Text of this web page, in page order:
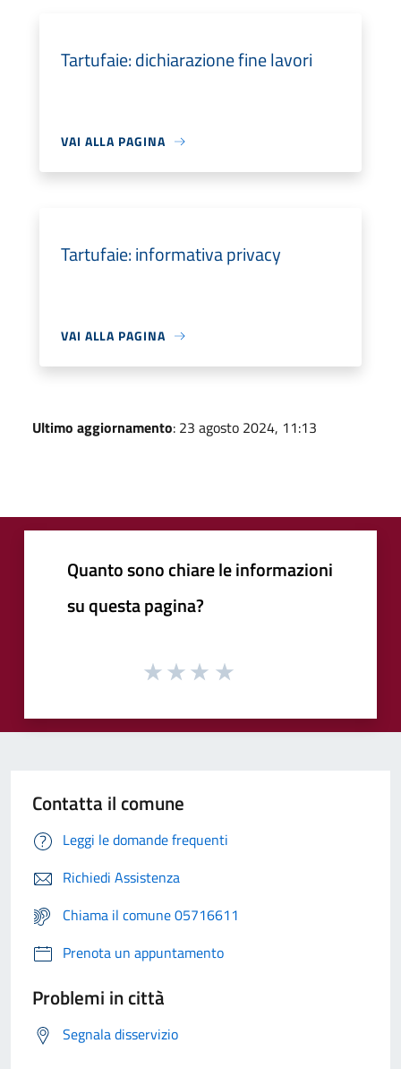
Tartufaie: dichiarazione fine lavori
VAI ALLA PAGINA
Tartufaie: informativa privacy
VAI ALLA PAGINA
Ultimo aggiornamento: 23 agosto 2024, 11:13
Quanto sono chiare le informazioni
su questa pagina?
Contatta il comune
Leggi le domande frequenti
Richiedi Assistenza
Chiama il comune 05716611
Prenota un appuntamento
Problemi in città
Segnala disservizio